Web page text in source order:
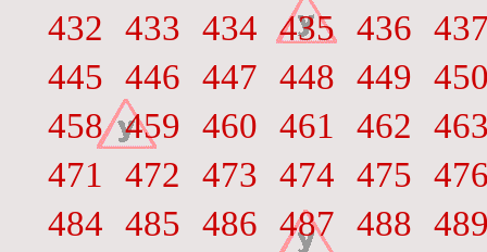
432
433 434 435 436
445 446 447 448 449
458 459 460 461 462
471
472 473 474 475
484 485 486 487 488